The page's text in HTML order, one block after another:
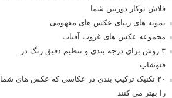
فلاش توکار دوربین شما
نمونه های زیبای عکس های مفهومی
مجموعه عکس های غروب آفتاب
۳ روش برای درجه بندی و تنظیم دقیق رنگ در
فتوشاپ
۲۰ تکنیک ترکیب بندی در عکاسی که عکس های شما
را بهتر می کنند